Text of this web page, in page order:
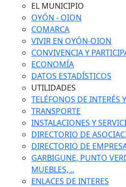
EL MUNICIPIO
OYÓN - OION
COMARCA
VIVIR EN OYÓN-OION
CONVIVENCIA Y
ECONOMÍA
DATOS ESTADÍSTICOS
UTILIDADES
TELÉFONOS DE INTERÉS
TRANSPORTE
INSTALACIONES Y
DIRECTORIO DE
DIRECTORIO DE
GARBIGUNE, PUNTO
MUEBLES, ..
ENLACES DE INTERES